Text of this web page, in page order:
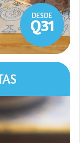
DESDE
Q31